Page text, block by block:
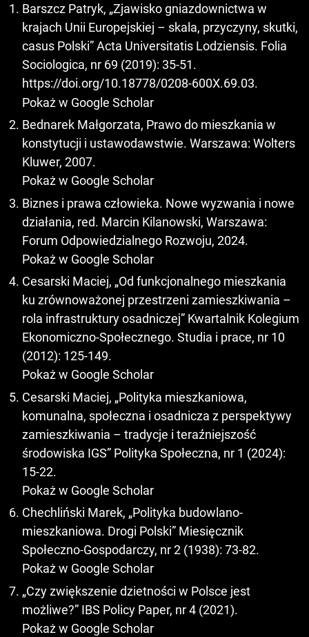
Barszcz Patryk, „Zjawisko gniazdownictwa w
krajach Unii Europejskiej – skala, przyczyny, skutki,
casus Polski” Acta Universitatis Lodziensis. Folia
Sociologica, nr 69 (2019): 35-51.
https://doi.org/10.18778/0208-600X.69.03.
Pokaż w Google Scholar
Bednarek Małgorzata, Prawo do mieszkania w
konstytucji i ustawodawstwie. Warszawa: Wolters
Kluwer, 2007.
Pokaż w Google Scholar
Biznes i prawa człowieka. Nowe wyzwania i nowe
działania, red. Marcin Kilanowski, Warszawa:
Forum Odpowiedzialnego Rozwoju, 2024.
Pokaż w Google Scholar
Cesarski Maciej, „Od funkcjonalnego mieszkania
ku zrównoważonej przestrzeni zamieszkiwania –
rola infrastruktury osadniczej” Kwartalnik Kolegium
Ekonomiczno-Społecznego. Studia i prace, nr 10
(2012): 125-149.
Pokaż w Google Scholar
Cesarski Maciej, „Polityka mieszkaniowa,
komunalna, społeczna i osadnicza z perspektywy
zamieszkiwania – tradycje i teraźniejszość
środowiska IGS” Polityka Społeczna, nr 1 (2024):
15-22.
Pokaż w Google Scholar
Chechliński Marek, „Polityka budowlano-
mieszkaniowa. Drogi Polski” Miesięcznik
Społeczno-Gospodarczy, nr 2 (1938): 73-82.
Pokaż w Google Scholar
„Czy zwiększenie dzietności w Polsce jest
możliwe?” IBS Policy Paper, nr 4 (2021).
Pokaż w Google Scholar